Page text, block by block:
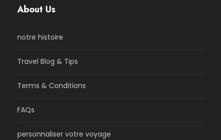
About Us
notre histoire
Travel Blog & Tips
Terms & Conditions
FAQs
personnaliser votre voyage